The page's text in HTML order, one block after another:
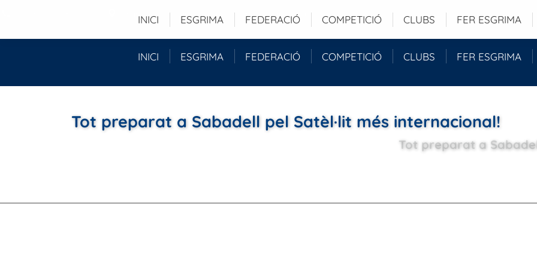
Duquessa d'Orleans, 29 baixos - 08034 - Barcelona (ESP)
INICI ESGRIMA FEDERACIÓ COMPETICIÓ CLUBS FER ESGRIMA
Tot preparat a Sabadell pel Satèl·lit més internacional!
Tot preparat a
INICI ESGRIMA FEDERACIÓ COMPETICIÓ CLUBS FER ESGRIMA